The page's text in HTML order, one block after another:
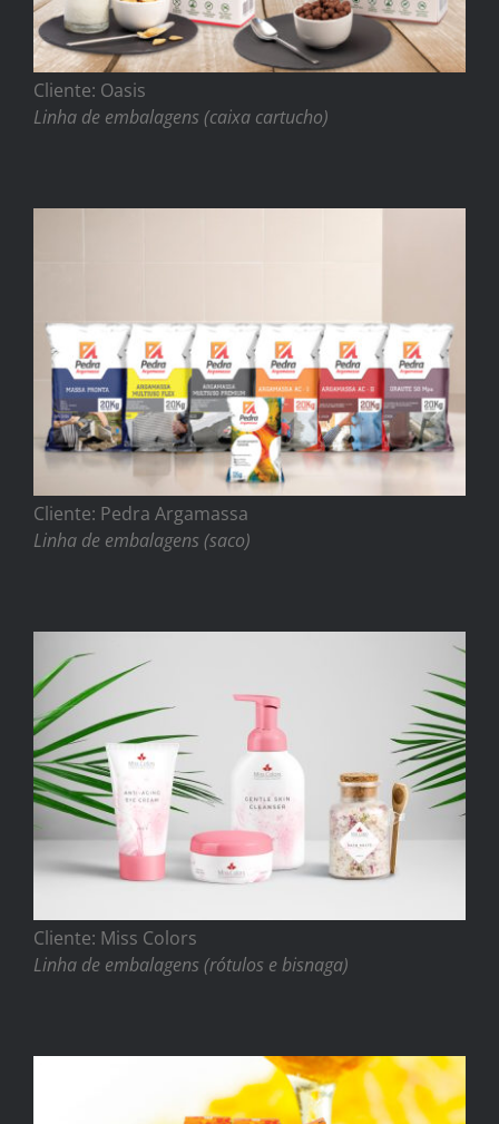
Cliente: Oasis
Linha de embalagens (caixa cartucho)
Cliente: Pedra Argamassa
Linha de embalagens (saco)
Cliente: Miss Colors
Linha de embalagens (rótulos e bisnaga)